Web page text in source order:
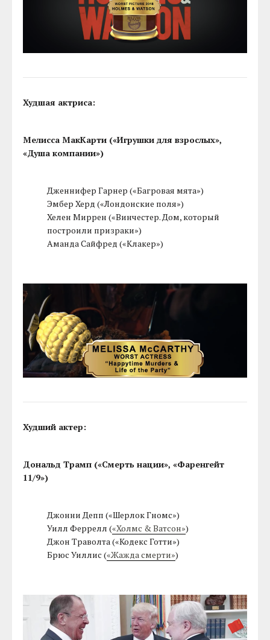
Худшая актриса:
Мелисса МакКарти («Игрушки для взрослых»,
«Душа компании»)
Дженнифер Гарнер («Багровая мята»)
Эмбер Херд («Лондонские поля»)
Хелен Миррен («Винчестер. Дом, который
построили призраки»)
Аманда Сайфред («Клакер»)
Худший актер:
Дональд Трамп («Смерть нации», «Фаренгейт
11/9»)
Джонни Депп («Шерлок Гномс»)
Уилл Феррелл («Холмс & Ватсон»)
Джон Траволта («Кодекс Готти»)
Брюс Уиллис («Жажда смерти»)